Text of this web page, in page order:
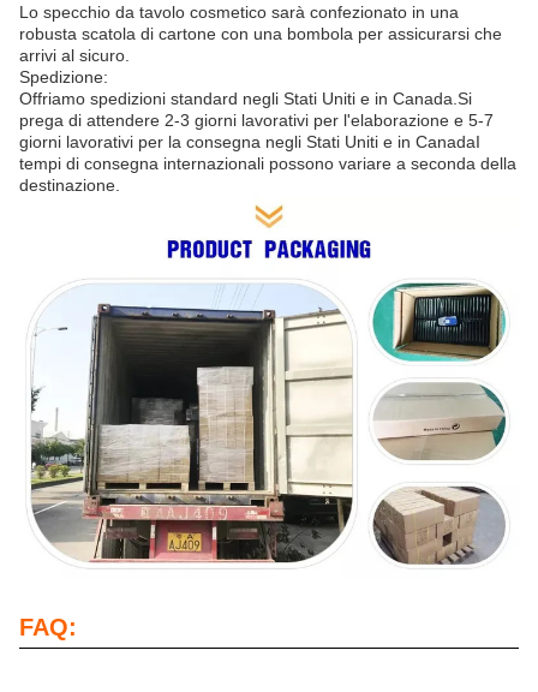
Lo specchio da tavolo cosmetico sarà confezionato in una
robusta scatola di cartone con una bombola per assicurarsi che
arrivi al sicuro.
Spedizione:
Offriamo spedizioni standard negli Stati Uniti e in Canada.Si
prega di attendere 2-3 giorni lavorativi per l'elaborazione e 5-7
giorni lavorativi per la consegna negli Stati Uniti e in CanadaI
tempi di consegna internazionali possono variare a seconda della
destinazione.
FAQ: